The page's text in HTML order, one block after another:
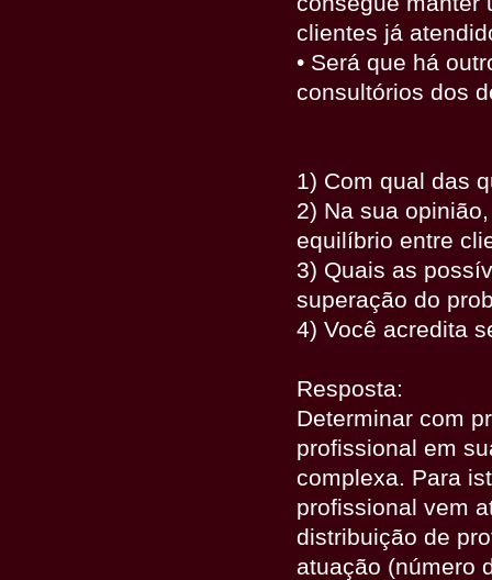
clientes já
• Será que há
consultórios dos
1) Com qual das
2) Na sua
equilíbrio entre
3) Quais as
superação do
4) Você acredita
Resposta:
Determinar com
profissional em
complexa. Para
profissional vem
distribuição de
atuação (número